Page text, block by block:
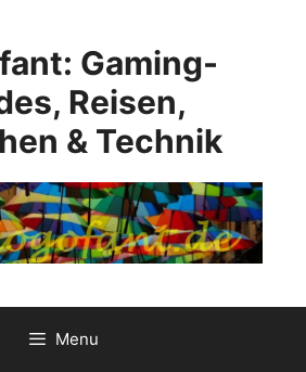
Gaming-
Reisen,
& Technik
Menu